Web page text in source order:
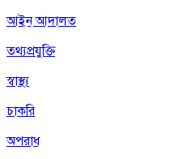
আইন আদালত
তথ্যপ্রযুক্তি
স্বাস্থ্য
চাকরি
অপরাধ